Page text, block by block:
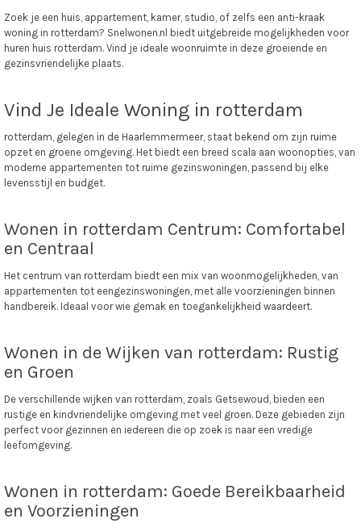
Zoek je een huis, appartement, kamer, studio, of zelfs een anti-kraak
woning in rotterdam? Snelwonen.nl biedt uitgebreide mogelijkheden voor
huren huis rotterdam. Vind je ideale woonruimte in deze groeiende en
gezinsvriendelijke plaats.
Vind Je Ideale Woning in rotterdam
rotterdam, gelegen in de Haarlemmermeer, staat bekend om zijn ruime
opzet en groene omgeving. Het biedt een breed scala aan woonopties, van
moderne appartementen tot ruime gezinswoningen, passend bij elke
levensstijl en budget.
Wonen in rotterdam Centrum: Comfortabel
en Centraal
Het centrum van rotterdam biedt een mix van woonmogelijkheden, van
appartementen tot eengezinswoningen, met alle voorzieningen binnen
handbereik. Ideaal voor wie gemak en toegankelijkheid waardeert.
Wonen in de Wijken van rotterdam: Rustig
en Groen
De verschillende wijken van rotterdam, zoals Getsewoud, bieden een
rustige en kindvriendelijke omgeving met veel groen. Deze gebieden zijn
perfect voor gezinnen en iedereen die op zoek is naar een vredige
leefomgeving.
Wonen in rotterdam: Goede Bereikbaarheid
en Voorzieningen